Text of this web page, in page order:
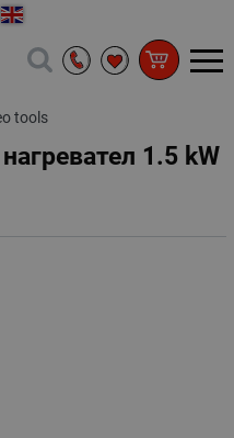
tools
1.5 kW